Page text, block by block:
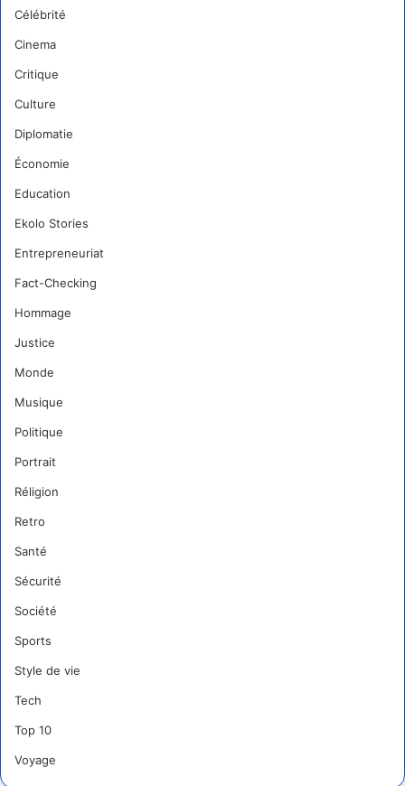
Célébrité
Cinema
Critique
Culture
Diplomatie
Économie
Education
Ekolo Stories
Entrepreneuriat
Fact-Checking
Hommage
Justice
Monde
Musique
Politique
Portrait
Réligion
Retro
Santé
Sécurité
Société
Sports
Style de vie
Tech
Top 10
Voyage